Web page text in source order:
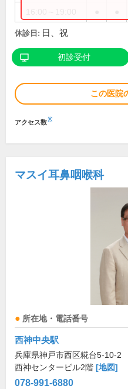
休診日: 日、祝
初診受付
この医院
アクセス数※
マスイ耳鼻咽喉科
所在地・電話番号
西神中央駅
兵庫県神戸市西区糀台5-10-2
西神センタービル2階 [地図]
078-991-6880